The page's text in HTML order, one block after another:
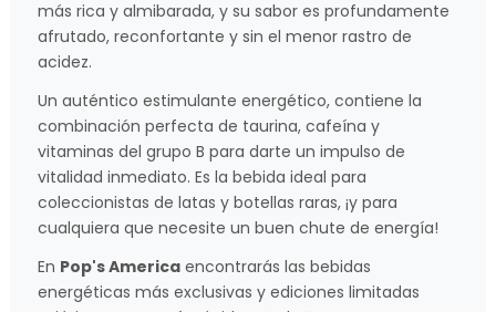
más rica y almibarada, y su sabor es profundamente
afrutado, reconfortante y sin el menor rastro de
acidez.
Un auténtico estimulante energético, contiene la
combinación perfecta de taurina, cafeína y
vitaminas del grupo B para darte un impulso de
vitalidad inmediato. Es la bebida ideal para
coleccionistas de latas y botellas raras, ¡y para
cualquiera que necesite un buen chute de energía!
En Pop's America encontrarás las bebidas
energéticas más exclusivas y ediciones limitadas